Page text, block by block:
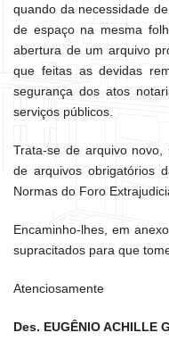
quando da necessidade
de espaço na mesma
abertura de um arquivo
que feitas as devidas
segurança dos atos
serviços públicos.
Trata-se de arquivo
de arquivos obrigatórios
Normas do Foro
Encaminho-lhes, em
supracitados para que
Atenciosamente
Des. EUGÊNIO ACHILLE